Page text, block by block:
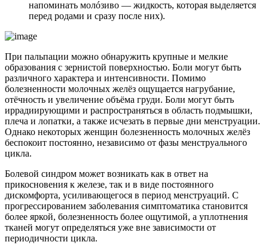
напоминать молóзиво — жидкость, которая выделяется
перед родами и сразу после них).
При пальпации можно обнаружить крупные и мелкие
образования с зернистой поверхностью. Боли могут быть
различного характера и интенсивности. Помимо
болезненности молочных желёз ощущается нагрубание,
отёчность и увеличение объёма груди. Боли могут быть
иррадиирующими и распространяться в область подмышки,
плеча и лопатки, а также исчезать в первые дни менструации.
Однако некоторых женщин болезненность молочных желёз
беспокоит постоянно, независимо от фазы менструального
цикла.
Болевой синдром может возникать как в ответ на
прикосновения к железе, так и в виде постоянного
дискомфорта, усиливающегося в период менструаций. С
прогрессированием заболевания симптоматика становится
более яркой, болезненность более ощутимой, а уплотнения
тканей могут определяться уже вне зависимости от
периодичности цикла.